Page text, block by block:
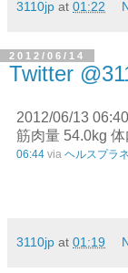
3110jp at 01:22
2012/06/14
Twitter
2012/06/13
筋肉量 54.0kg
06:44 via ヘルスプラ
3110jp at 01:19